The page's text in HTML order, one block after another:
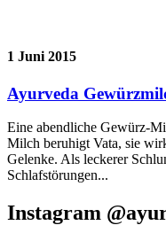
1 Juni 2015
Ayurveda
Eine abendliche Gewürz-
Milch beruhigt Vata, sie
Gelenke. Als leckerer
Schlafstörungen...
Instagram